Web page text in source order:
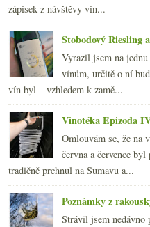
zápisek z návštěvy vin...
Stobodový Riesling
Vyrazil jsem na
vínům, určitě o ní
vín byl – vzhledem k zamě...
Vinotéka Epizoda
Omlouvám se, že na
června a července
tradičně prchnul na Šumavu a...
Poznámky z
Strávil jsem nedávno